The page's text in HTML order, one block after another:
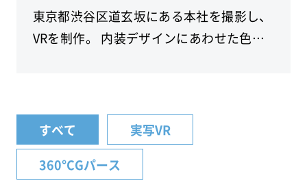
東京都渋谷区道玄坂にある本社を撮影し、
VRを制作。 内装デザインにあわせた色味
すべて
実写VR
360°CGパース